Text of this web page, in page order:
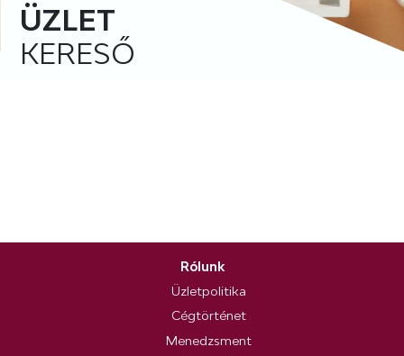
ÜZLET
KERESŐ
Rólunk
Üzletpolitika
Cégtörténet
Menedzsment